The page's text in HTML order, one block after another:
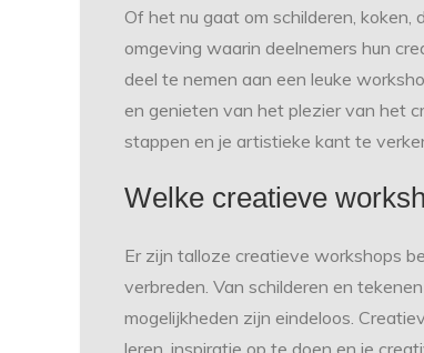
Of het nu gaat om schilderen,
omgeving waarin deelnemers hun
deel te nemen aan een leuke
en genieten van het plezier van het
stappen en je artistieke kant te
Welke creatieve
Er zijn talloze creatieve workshops
verbreden. Van schilderen en
mogelijkheden zijn eindeloos.